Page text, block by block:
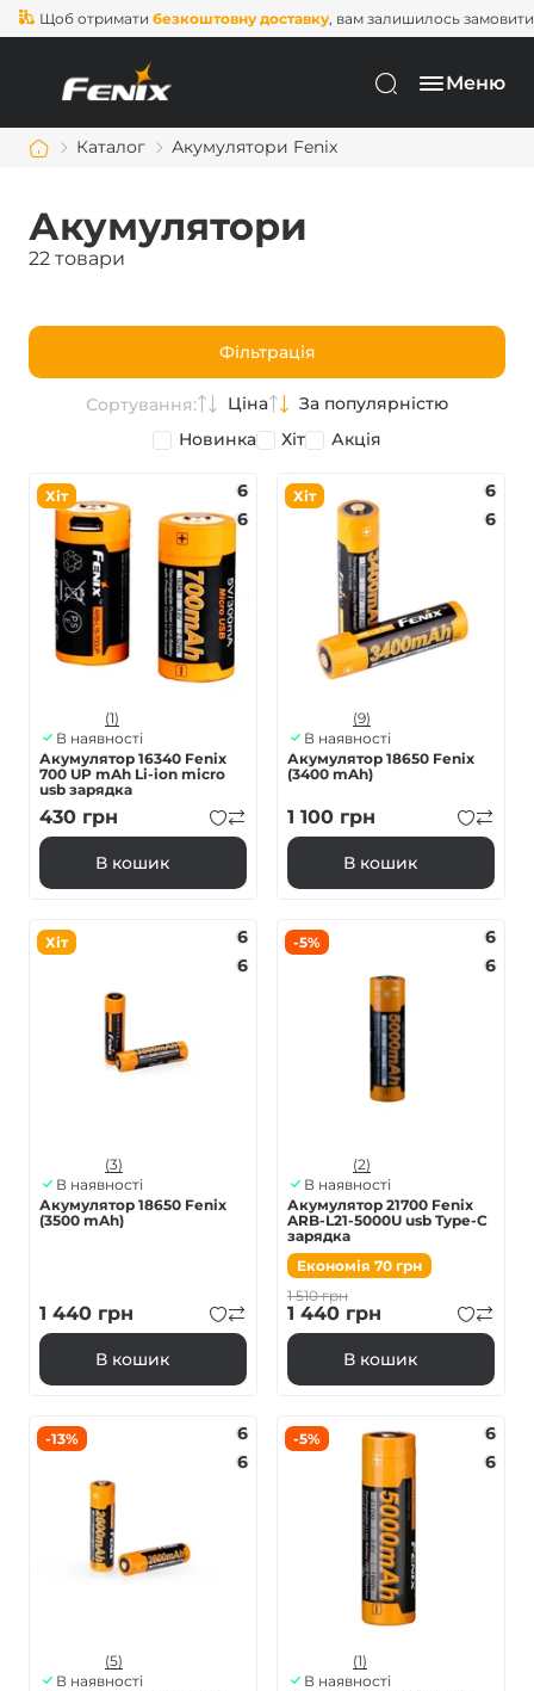
отриматибезкоштовну доставку, вам залишилось замовити ще
Меню
Каталог Акумулятори Fenix
Акумулятори
22 товари
Фільтрація
Сортування: Ціна
За популярністю
Новинка
Хіт Акція
Хіт
6
6
(1)
В наявності
Акумулятор 16340 Fenix
700 UP mAh Li-ion micro
usb зарядка
430 грн
В кошик
Хіт
6
6
(9)
В наявності
Акумулятор 18650 Fenix
(3400 mAh)
1 100 грн
В кошик
Хіт
6
6
(3)
В наявності
Акумулятор 18650 Fenix
(3500 mAh)
1 440 грн
В кошик
-5%
6
6
(2)
В наявності
Акумулятор 21700 Fenix
ARB-L21-5000U usb Type-C
зарядка
Економія 70 грн
1 510грн
1 440 грн
В кошик
-13%
6
6
(5)
В наявності
-5%
6
6
(1)
В наявності